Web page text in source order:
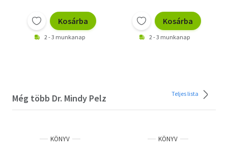
Kosárba
2 - 3 munkanap
Kosárba
2 - 3 munkanap
Még több Dr. Mindy Pelz Teljes lista
KÖNYV KÖNYV